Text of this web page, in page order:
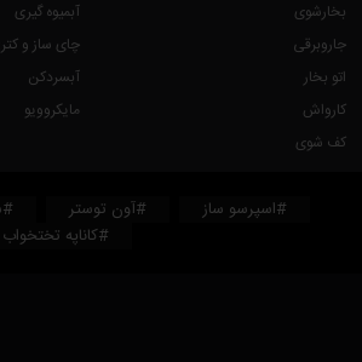
بخارشوی
جاروبرقی
اتو بخار
کارواش
کف شوی
آبمیوه گیری
چای ساز و
آبسردکن
مایکروویو
#اسپرسو ساز #آون توستر
#کاناپه